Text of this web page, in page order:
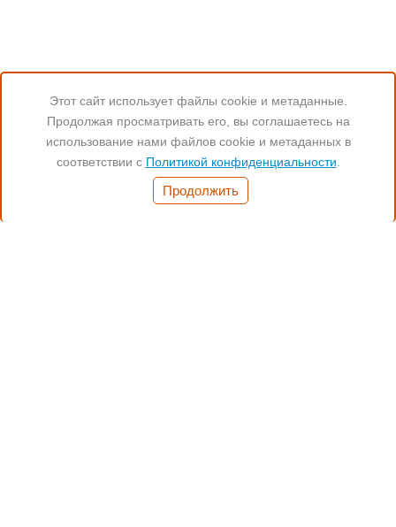
Читайте нас:
Понед.- Пятн. 11:00-19:00
Этот сайт использует файлы cookie и метаданные.
Продолжая просматривать его, вы соглашаетесь на
использование нами файлов cookie и метаданных в
соответствии с Политикой конфиденциальности
Продолжить